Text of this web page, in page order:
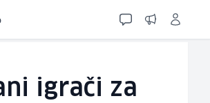
igrači za